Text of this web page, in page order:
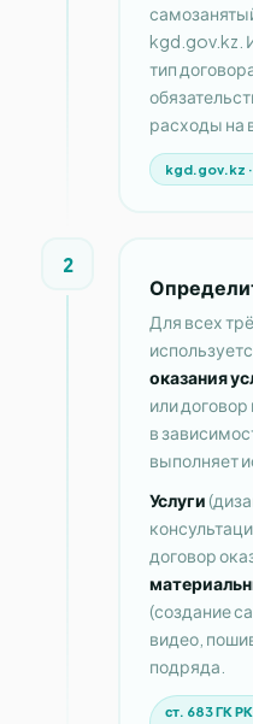
kgd.gov.kz.
тип
расходы на
kgd.gov.kz
2
Для всех
оказания
или
в
выполняет
Услуги
договор
(создание
видео,
подряда.
ст. 683 ГК